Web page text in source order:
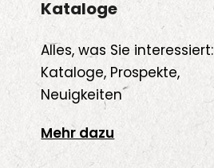
Kataloge
Alles, was Sie interessiert:
Kataloge, Prospekte,
Neuigkeiten
Mehr dazu